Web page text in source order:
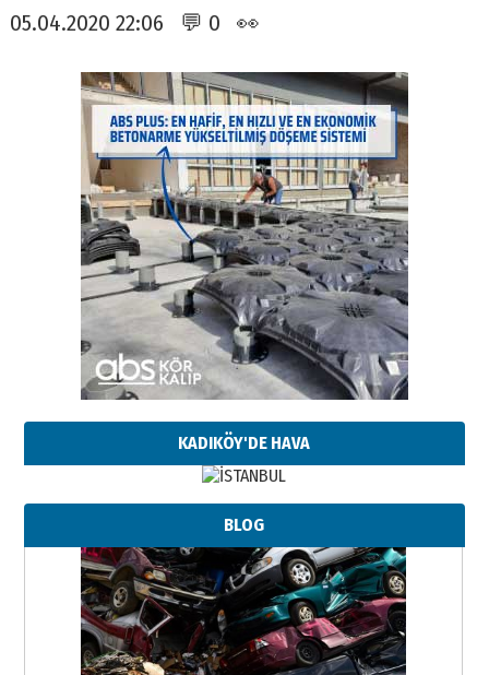
05.04.2020 22:06 💬 0 👀
KADIKÖY'DE HAVA
BLOG